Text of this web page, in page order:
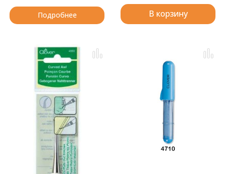
Подробнее В корзину